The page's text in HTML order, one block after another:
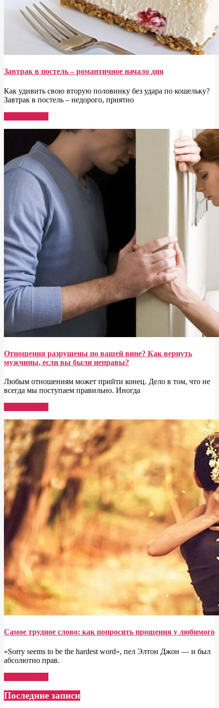
Завтрак в постель – романтичное начало дня
Как удивить свою вторую половинку без удара по кошельку?
Завтрак в постель – недорого, приятно
Отношения разрушены по вашей вине? Как вернуть
мужчины, если вы были неправы?
Любым отношениям может прийти конец. Дело в том, что не
всегда мы поступаем правильно. Иногда
Самое трудное слово: как попросить прощения у любимого
«Sorry seems to be the hardest word», пел Элтон Джон — и был
абсолютно прав.
Последние записи